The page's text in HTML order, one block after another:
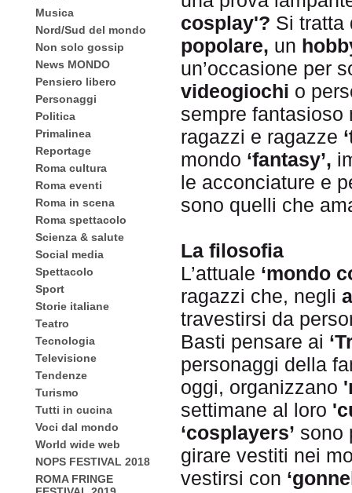
Musica
Nord/Sud del mondo
Non solo gossip
News MONDO
Pensiero libero
Personaggi
Politica
Primalinea
Reportage
Roma cultura
Roma eventi
Roma in scena
Roma spettacolo
Scienza & salute
Social media
Spettacolo
Sport
Storie italiane
Teatro
Tecnologia
Televisione
Tendenze
Turismo
Tutti in cucina
Voci dal mondo
World wide web
NOPS FESTIVAL 2018
ROMA FRINGE
cosplay'? Si
popolare, un
un’occasione per
videogiochi o
sempre
ragazzi e ragazze
mondo ‘fantasy’,
le acconciature e
sono quelli che
La filosofia
L’attuale ‘mondo
ragazzi che, negli
travestirsi da
Basti pensare ai
personaggi della
oggi, organizzano
settimane al loro
‘cosplayers’ sono
girare vestiti nei
vestirsi con